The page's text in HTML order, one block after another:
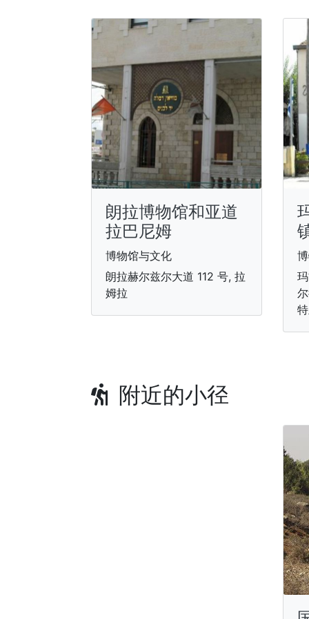
朗拉博物馆和亚道
拉巴尼姆
博物馆与文化
朗拉赫尔兹尔大道 112 号, 拉
姆拉
附近的小径